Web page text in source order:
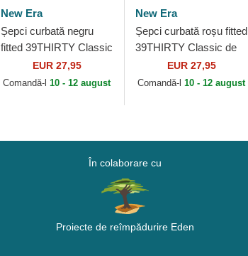
New Era
Șepci curbată negru
fitted 39THIRTY Classic
de New York Yankees
MLB de New Era
EUR 27,95
Comandă-l10 - 12 august
New Era
Șepci curbată roșu fitted
39THIRTY Classic de
New York Yankees
MLB de New Era
EUR 27,95
Comandă-l10 - 12 august
În colaborare cu
Proiecte de reîmpădurire Eden